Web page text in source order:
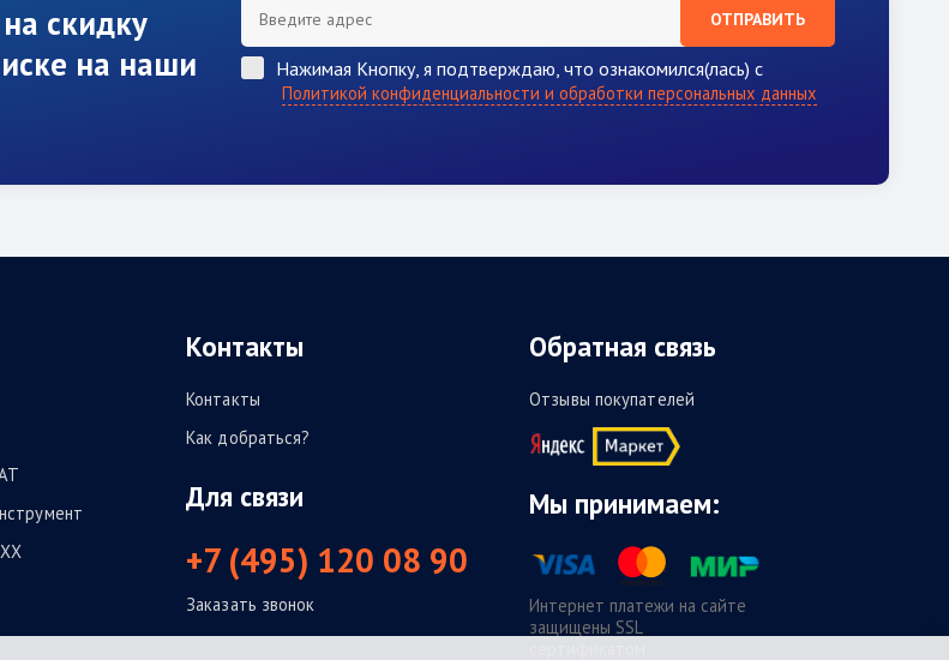
скидку
на наши
ОТПРАВИТЬ
Нажимая Кнопку, я подтверждаю, что ознакомился(лась) с
Политикой конфиденциальности и обработки персональных данных
Контакты
Контакты
Как добраться?
Для связи
+7 (495) 120 08 90
Заказать звонок
Обратная связь
Отзывы покупателей
Мы принимаем:
Интернет платежи на сайте
защищены SSL